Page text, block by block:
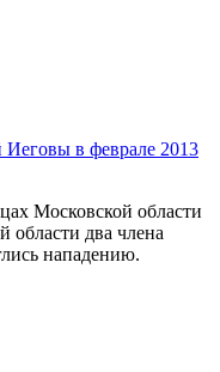
Иеговы в феврале 2013
Московской области
области два члена
нападению.